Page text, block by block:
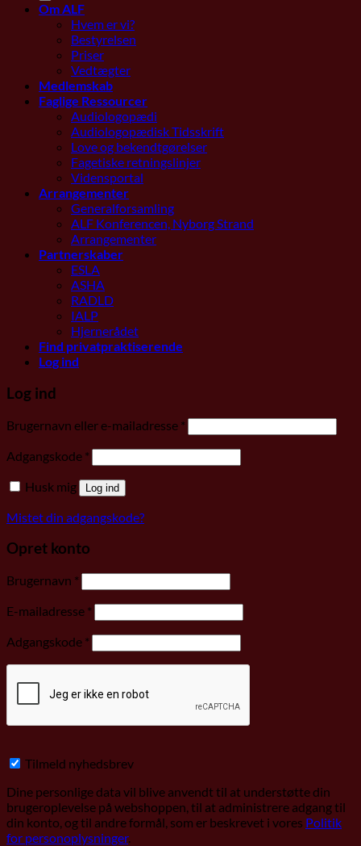
Om ALF
Hvem er vi?
Bestyrelsen
Priser
Vedtægter
Medlemskab
Faglige Ressourcer
Audiologopædi
Audiologopædisk Tidsskrift
Love og bekendtgørelser
Fagetiske retningslinjer
Vidensportal
Arrangementer
Generalforsamling
ALF Konferencen, Nyborg Strand
Arrangementer
Partnerskaber
ESLA
ASHA
RADLD
IALP
Hjernerådet
Find privatpraktiserende
Log ind
Log ind
Brugernavn eller e-mailadresse * Påkrævet
Adgangskode * Påkrævet
Husk mig Log ind
Mistet din adgangskode?
Opret konto
Brugernavn * Påkrævet
E-mailadresse * Påkrævet
Adgangskode * Påkrævet
Tilmeld nyhedsbrev
Dine personlige data vil blive anvendt til at understøtte din
brugeroplevelse på webshoppen, til at administrere adgang til
din konto, og til andre formål, som er beskrevet i vores Politik
for personoplysninger.